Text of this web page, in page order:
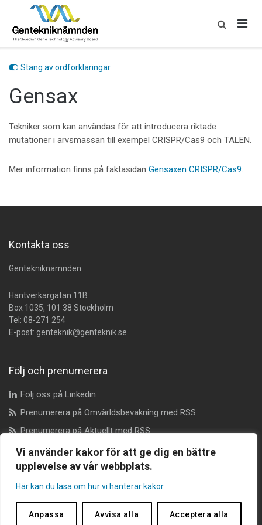
Vi använder kakor för att ge dig en bättre
upplevelse av vår webbplats.
Här kan du läsa om hur vi hanterar kakor
Anpassa Avvisa alla Acceptera alla
content
Stäng av ordförklaringar
Gensax
Tekniker som kan användas för att introducera riktade
mutationer i arvsmassan till exempel CRISPR/Cas9 och TALEN.
Mer information finns på faktasidan Gensaxen CRISPR/Cas9.
Kontakta oss
Gentekniknämnden
Hantverkargatan 11B
Box 1035, 101 38 Stockholm
Tel: 08-271 254
E-post: genteknik@genteknik.se
Följ och prenumerera
Följ oss på Linkedin
Prenumerera på Omvärldsbevakning med RSS
Prenumerera på Aktuellt med RSS
Dataskyddsombud